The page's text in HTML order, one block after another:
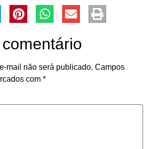
mail não será publicado. Campos
com *